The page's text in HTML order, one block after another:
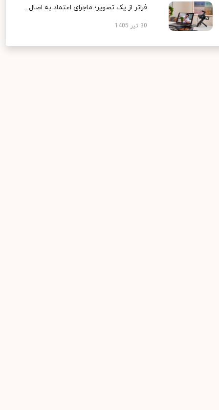
فراتر از یک تصویر؛ ماجرای اعتماد به اصال...
30 تیر 1405